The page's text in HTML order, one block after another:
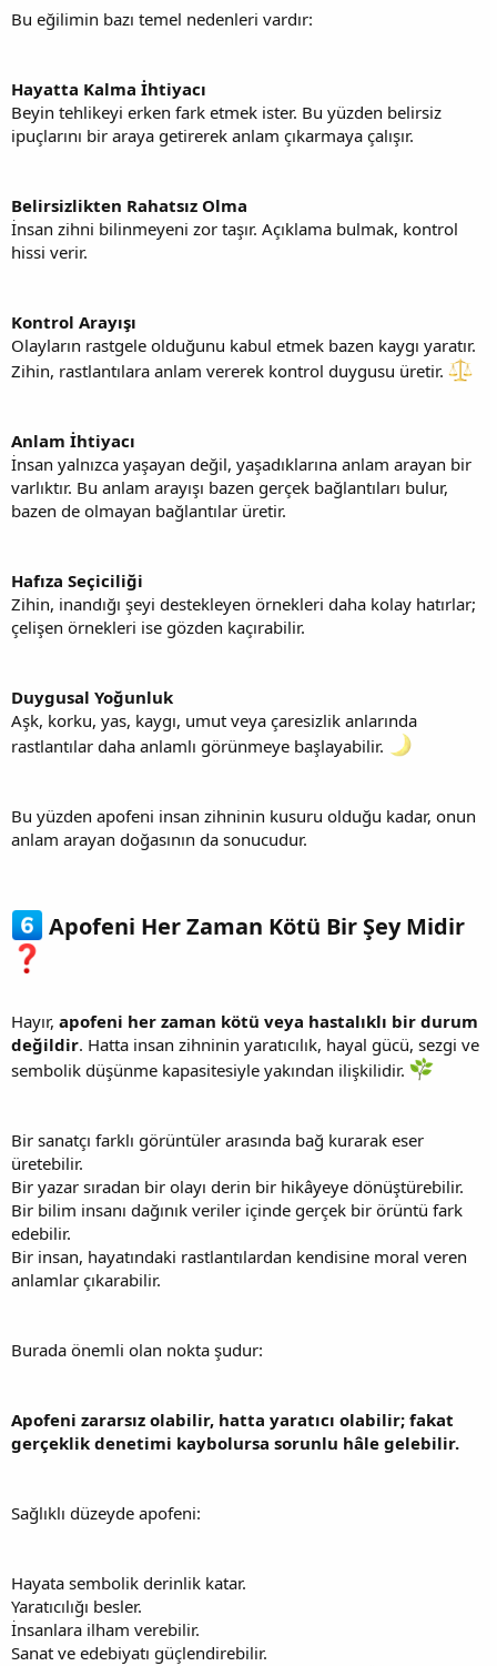
Bu eğilimin bazı temel nedenleri vardır:
Hayatta Kalma İhtiyacı
Beyin tehlikeyi erken fark etmek ister. Bu yüzden belirsiz
ipuçlarını bir araya getirerek anlam çıkarmaya çalışır.
Belirsizlikten Rahatsız Olma
İnsan zihni bilinmeyeni zor taşır. Açıklama bulmak, kontrol
hissi verir.
Kontrol Arayışı
Olayların rastgele olduğunu kabul etmek bazen kaygı yaratır.
Zihin, rastlantılara anlam vererek kontrol duygusu üretir.
Anlam İhtiyacı
İnsan yalnızca yaşayan değil, yaşadıklarına anlam arayan bir
varlıktır. Bu anlam arayışı bazen gerçek bağlantıları bulur,
bazen de olmayan bağlantılar üretir.
Hafıza Seçiciliği
Zihin, inandığı şeyi destekleyen örnekleri daha kolay hatırlar;
çelişen örnekleri ise gözden kaçırabilir.
Duygusal Yoğunluk
Aşk, korku, yas, kaygı, umut veya çaresizlik anlarında
rastlantılar daha anlamlı görünmeye başlayabilir.
Bu yüzden apofeni insan zihninin kusuru olduğu kadar, onun
anlam arayan doğasının da sonucudur.
Apofeni Her Zaman Kötü Bir Şey Midir
Hayır, apofeni her zaman kötü veya hastalıklı bir durum
değildir. Hatta insan zihninin yaratıcılık, hayal gücü, sezgi ve
sembolik düşünme kapasitesiyle yakından ilişkilidir.
Bir sanatçı farklı görüntüler arasında bağ kurarak eser
üretebilir.
Bir yazar sıradan bir olayı derin bir hikâyeye dönüştürebilir.
Bir bilim insanı dağınık veriler içinde gerçek bir örüntü fark
edebilir.
Bir insan, hayatındaki rastlantılardan kendisine moral veren
anlamlar çıkarabilir.
Burada önemli olan nokta şudur:
Apofeni zararsız olabilir, hatta yaratıcı olabilir; fakat
gerçeklik denetimi kaybolursa sorunlu hâle gelebilir.
Sağlıklı düzeyde apofeni:
Hayata sembolik derinlik katar.
Yaratıcılığı besler.
İnsanlara ilham verebilir.
Sanat ve edebiyatı güçlendirebilir.